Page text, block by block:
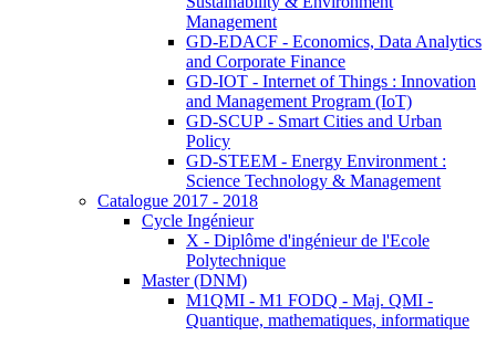
Management
GD-EDACF - Economics, Data Analytics
and Corporate Finance
GD-IOT - Internet of Things : Innovation
and Management Program (IoT)
GD-SCUP - Smart Cities and Urban
Policy
GD-STEEM - Energy Environment :
Science Technology & Management
Catalogue 2017 - 2018
Cycle Ingénieur
X - Diplôme d'ingénieur de l'Ecole
Polytechnique
Master (DNM)
M1QMI - M1 FODQ - Maj. QMI -
Quantique, mathematiques, informatique